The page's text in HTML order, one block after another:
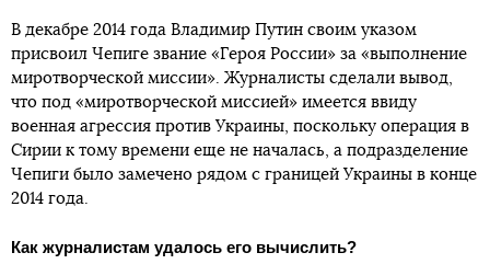
В декабре 2014 года Владимир Путин своим указом
присвоил Чепиге звание «Героя России» за «выполнение
миротворческой миссии». Журналисты сделали вывод,
что под «миротворческой миссией» имеется ввиду
военная агрессия против Украины, поскольку операция в
Сирии к тому времени еще не началась, а подразделение
Чепиги было замечено рядом с границей Украины в конце
2014 года.
Как журналистам удалось его вычислить?